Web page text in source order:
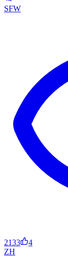
SFW
2133
4
ZH